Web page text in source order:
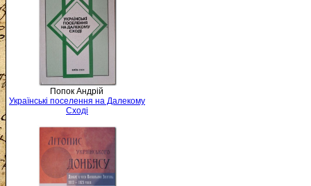
Попок Андрій
Українські поселення на Далекому
Сході